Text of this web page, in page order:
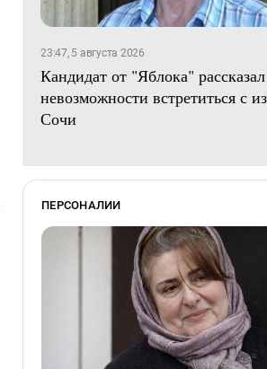
23:47, 5 августа 2026
Кандидат от "Яблока"
невозможности встретиться с
Сочи
ПЕРСОНАЛИИ